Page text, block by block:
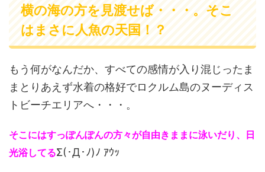
横の海の方を見渡せば・・・。そこ
はまさに人魚の天国！？
もう何がなんだか、すべての感情が入り混じったま
まとりあえず水着の格好でロクルム島のヌーディス
トビーチエリアへ・・・。
そこにはすっぽんぽんの方々が自由きままに泳いだり、日
光浴してるΣ(･Д･ﾉ)ﾉ ｱｳｯ